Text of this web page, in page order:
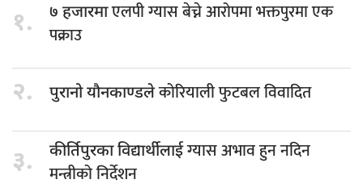
१. ७ हजारमाएलपी ग्यास बेच्ने आरोपमा भक्तपुरमा एक
पक्राउ
२. पुरानो यौनकाण्डलेकोरियाली फुटबल विवादित
३. कीर्तिपुरका विद्यार्थीलाईग्यास अभाव हुन नदिन
मन्त्रीको निर्देशन